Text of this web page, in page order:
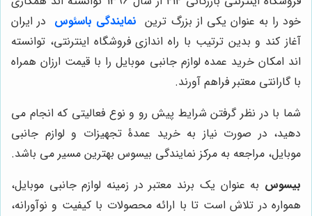
خود را به عنوان یکی از بزرگ ترین نمایندگی باسئوس در ایران
آغاز کند و بدین ترتیب با راه اندازی فروشگاه اینترنتی، توانسته
اند امکان خرید عمده لوازم جانبی موبایل را با قیمت ارزان همراه
با گارانتی معتبر فراهم آورند.
شما با در نظر گرفتن شرایط پیش رو و نوع فعالیتی که انجام می
دهید، در صورت نیاز به خرید عمدۀ تجهیزات و لوازم جانبی
موبایل، مراجعه به مرکز نمایندگی بیسوس بهترین مسیر می باشد.
بیسوس به عنوان یک برند معتبر در زمینه لوازم جانبی موبایل،
همواره در تلاش است تا با ارائه محصولات با کیفیت و نوآورانه،